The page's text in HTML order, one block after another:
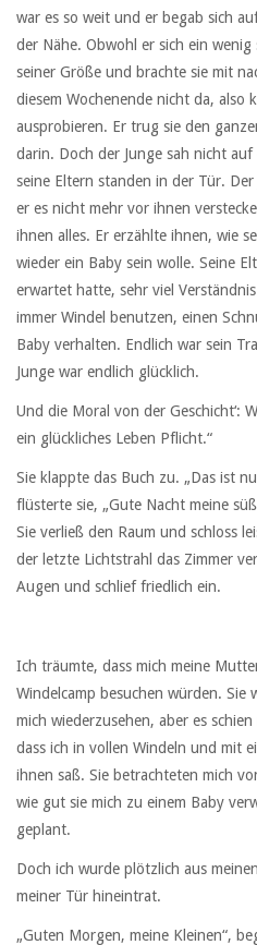
war es so weit und er begab sich
der Nähe. Obwohl er sich ein
seiner Größe und brachte sie mit
diesem Wochenende nicht da, also
ausprobieren. Er trug sie den
darin. Doch der Junge sah nicht
seine Eltern standen in der Tür.
er es nicht mehr vor ihnen
ihnen alles. Er erzählte ihnen, wie
wieder ein Baby sein wolle. Seine
erwartet hatte, sehr viel
immer Windel benutzen, einen
Baby verhalten. Endlich war sein
Junge war endlich glücklich.
Und die Moral von der Geschicht‘:
ein glückliches Leben Pflicht.“
Sie klappte das Buch zu. „Das ist
flüsterte sie, „Gute Nacht meine
Sie verließ den Raum und schloss
der letzte Lichtstrahl das Zimmer
Augen und schlief friedlich ein.
Ich träumte, dass mich meine
Windelcamp besuchen würden. Sie
mich wiederzusehen, aber es
dass ich in vollen Windeln und mit
ihnen saß. Sie betrachteten mich
wie gut sie mich zu einem Baby
geplant.
Doch ich wurde plötzlich aus
meiner Tür hineintrat.
„Guten Morgen, meine Kleinen“,